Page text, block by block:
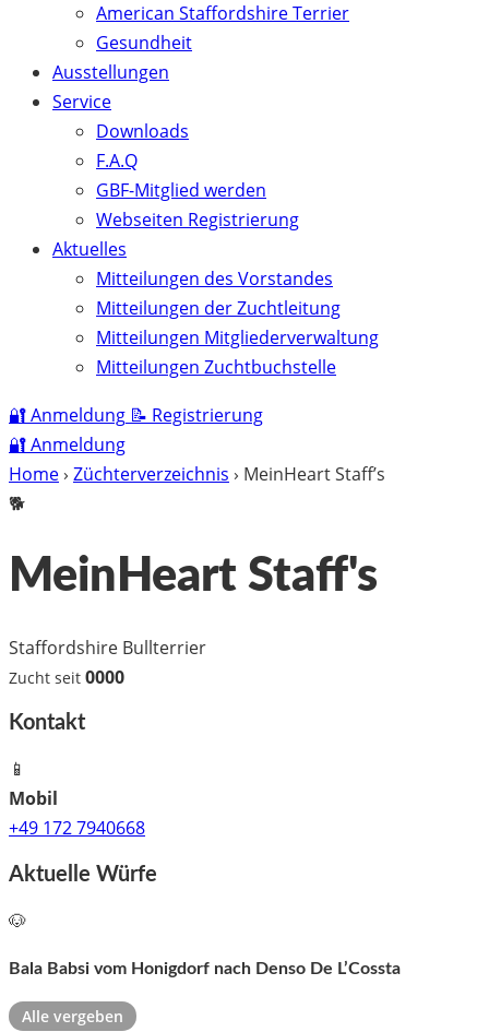
American Staffordshire Terrier
Gesundheit
Ausstellungen
Service
Downloads
F.A.Q
GBF-Mitglied werden
Webseiten Registrierung
Aktuelles
Mitteilungen des Vorstandes
Mitteilungen der Zuchtleitung
Mitteilungen Mitgliederverwaltung
Mitteilungen Zuchtbuchstelle
🔐Anmeldung 📝 Registrierung
🔐Anmeldung
Home› Züchterverzeichnis › MeinHeart Staff’s
🐕
MeinHeart Staff's
Staffordshire Bullterrier
Zucht seit 0000
Kontakt
📱
Mobil
+49 172 7940668
Aktuelle Würfe
🐶
Bala Babsi vom Honigdorf nach Denso De L’Cossta
Alle vergeben